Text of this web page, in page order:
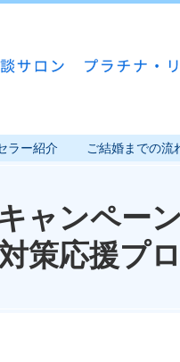
ラー紹介 ご結婚までの流
ャンペー
策応援プ